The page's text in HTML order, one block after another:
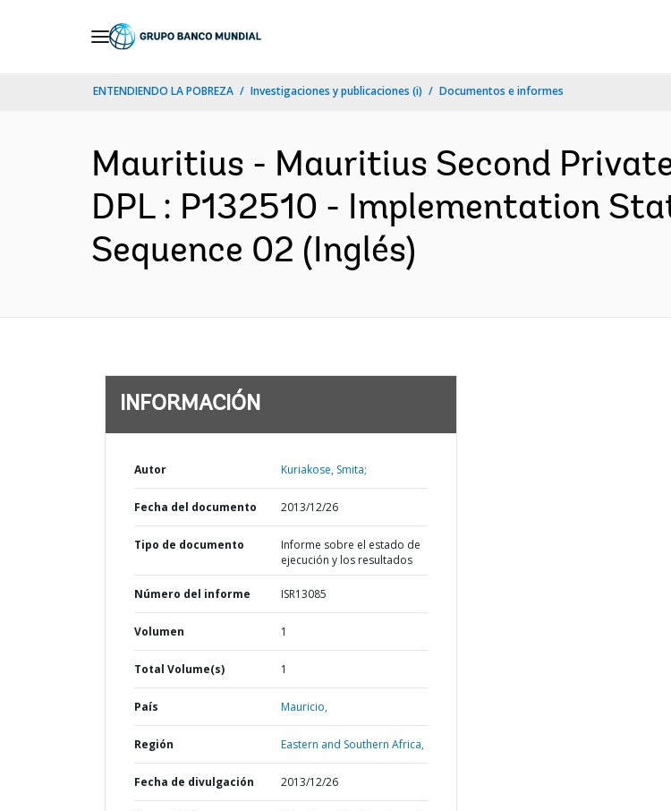
ENTENDIENDO LA POBREZA Investigaciones y publicaciones (i) Documentos e informes
Mauritius - Mauritius Second
DPL : P132510 - Implementation
Sequence 02 (Inglés)
INFORMACIÓN
Autor Kuriakose, Smita;
Fecha del documento 2013/12/26
Tipo de documento
Informe sobre el estado de
ejecución y los resultados
Número del informe ISR13085
Volumen 1
Total Volume(s) 1
País Mauricio,
Región Eastern and Southern Africa,
Fecha de divulgación 2013/12/26